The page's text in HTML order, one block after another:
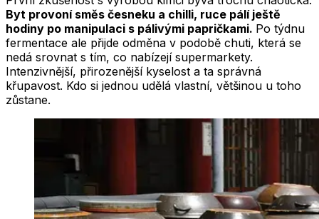
Byt provoní směs česneku a chilli, ruce pálí ještě
hodiny po manipulaci s pálivými papričkami. Po týdnu
fermentace ale přijde odměna v podobě chuti, která se
nedá srovnat s tím, co nabízejí supermarkety.
Intenzivnější, přirozenější kyselost a ta správná
křupavost. Kdo si jednou udělá vlastní, většinou u toho
zůstane.